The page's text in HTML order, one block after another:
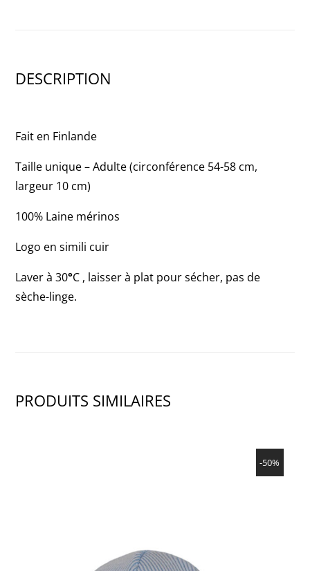
DESCRIPTION
Fait en Finlande
Taille unique – Adulte (circonférence 54-58 cm,
largeur 10 cm)
100% Laine mérinos
Logo en simili cuir
Laver à 30°C , laisser à plat pour sécher, pas de
sèche-linge.
PRODUITS SIMILAIRES
-50%